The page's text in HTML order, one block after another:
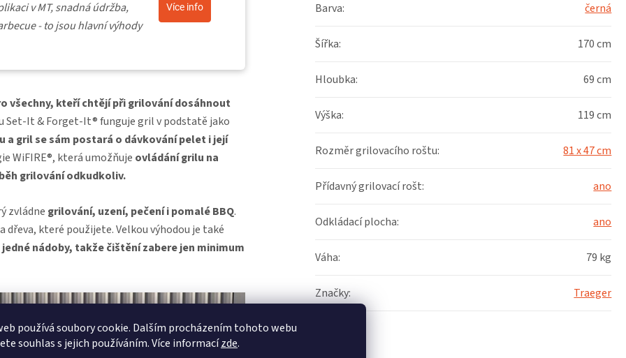
používá soubory cookie. Dalším procházením tohoto webu
souhlas s jejich používáním. Více informacízde.
v MT, snadná údržba,
- to jsou hlavní výhody
Více info
všechny, kteří chtějí při grilování dosáhnout
Set-It & Forget-It® funguje gril v podstatě jako
gril se sám postará o dávkování pelet i její
WiFIRE®, která umožňuje ovládání grilu na
grilování odkudkoliv.
zvládne grilování, uzení, pečení i pomalé BBQ.
které použijete. Velkou výhodou je také
nádoby, takže čištění zabere jen minimum
Barva: černá
Šířka: 170 cm
Hloubka: 69 cm
Výška: 119 cm
Rozměr grilovacího roštu: 81 x 47 cm
Přídavný grilovací rošt: ano
Odkládací plocha: ano
Váha: 79 kg
Značky: Traeger